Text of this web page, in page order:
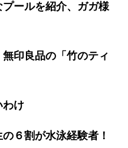
ールを紹介、ガガ様
印良品の「竹のティ
わけ
６割が水泳経験者！